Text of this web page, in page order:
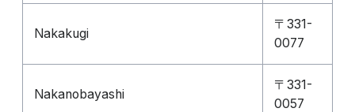
Nakakugi
〒331-
0077
Nakanobayashi
〒331-
0057